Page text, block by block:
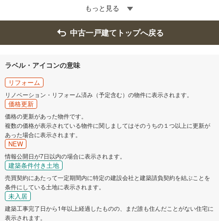
もっと見る
中古一戸建てトップへ戻る
ラベル・アイコンの意味
リフォーム
リノベーション・リフォーム済み（予定含む）の物件に表示されます。
価格更新
価格の更新があった物件です。
複数の価格が表示されている物件に関しましてはそのうちの１つ以上に更新が
あった場合に表示されます。
NEW
情報公開日が7日以内の場合に表示されます。
建築条件付き土地
売買契約にあたって一定期間内に特定の建設会社と建築請負契約を結ぶことを
条件にしている土地に表示されます。
未入居
建築工事完了日から1年以上経過したものの、まだ誰も住んだことがない住宅に
表示されます。